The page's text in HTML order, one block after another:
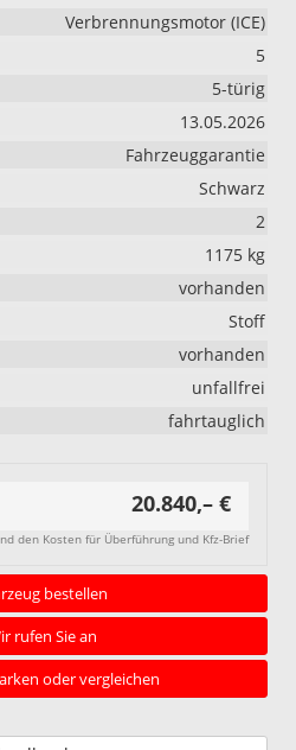
Verbrennungsmotor (ICE)
5
5-türig
13.05.2026
Fahrzeuggarantie
Schwarz
2
1175 kg
vorhanden
Stoff
vorhanden
unfallfrei
fahrtauglich
20.840,– €
den Kosten für Überführung und Kfz-Brief
bestellen
rufen Sie an
oder vergleichen